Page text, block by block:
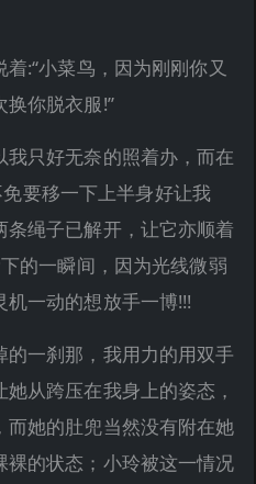
:“小菜鸟，因为刚刚你又
你脱衣服!”
只好无奈的照着办，而在
要移一下上半身好让我
绳子已解开，让它亦顺着
的一瞬间，因为光线微弱
一动的想放手一博!!!
一刹那，我用力的用双手
从跨压在我身上的姿态，
她的肚兜当然没有附在她
的状态；小玲被这一情况